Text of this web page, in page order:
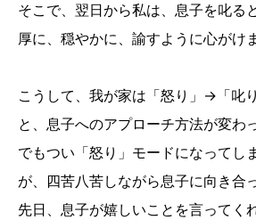
そこで、翌日から私は、息子を叱る
厚に、穏やかに、諭すように心がけ
こうして、我が家は「怒り」→「叱
と、息子へのアプローチ方法が変わ
でもつい「怒り」モードになってし
が、四苦八苦しながら息子に向き合
先日、息子が嬉しいことを言ってく